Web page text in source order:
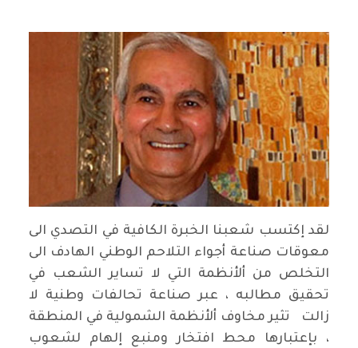
لقد إكتسب شعبنا الخبرة الكافية في التصدي الى
معوقات صناعة أجواء التلاحم الوطني الهادف الى
التخلص من أﻷنظمة التي لا تساير الشعب في
تحقيق مطالبه ، عبر صناعة تحالفات وطنية لا
زالت تثير مخاوف أﻷنظمة الشمولية في المنطقة
، بإعتبارها محط افتخار ومنبع إلهام لشعوب